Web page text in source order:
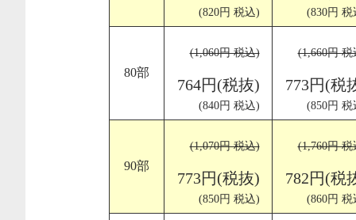
(820円 税込) (830円 税
80部
(1,060円 税込)
764円(税抜)
(840円 税込)
(1,660円 税
773円(税
(850円 税
90部
(1,070円 税込)
773円(税抜)
(850円 税込)
(1,760円 税
782円(税
(860円 税